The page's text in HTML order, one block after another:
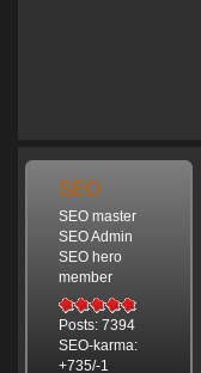
SEO
SEO master
SEO Admin
SEO hero
member
Posts: 7394
SEO-karma:
+735/-1